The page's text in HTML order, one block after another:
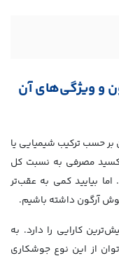
و ویژگی‌های آن
حسب ترکیب شیمیایی یا
مصرفی به نسبت کل
بیایید کمی به عقب‌تر
آرگون داشته باشیم.
کارایی را دارد. به
از این نوع جوشکاری